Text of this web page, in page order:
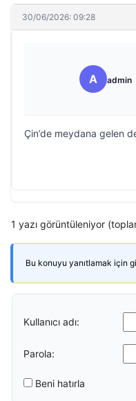
30/06/2026: 09:28
A admin
Çin’de meydana gelen
1 yazı görüntüleniyor
Bu konuyu yanıtlamak için
Kullanıcı adı:
Parola:
Beni hatırla